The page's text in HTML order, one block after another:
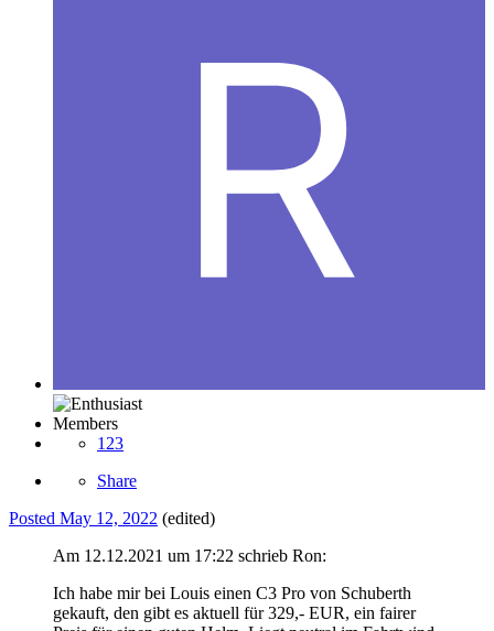
Members
123
Share
Posted May 12, 2022 (edited)
Am 12.12.2021 um 17:22 schrieb Ron:
Ich habe mir bei Louis einen C3 Pro von Schuberth
gekauft, den gibt es aktuell für 329,- EUR, ein fairer